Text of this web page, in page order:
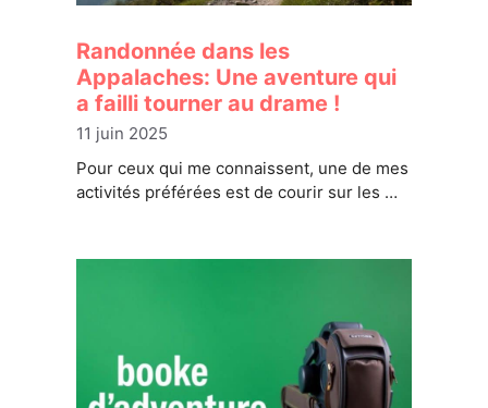
Randonnée dans les
Appalaches: Une aventure qui
a failli tourner au drame !
11 juin 2025
Pour ceux qui me connaissent, une de mes
activités préférées est de courir sur les …